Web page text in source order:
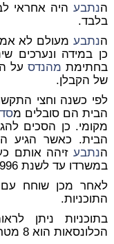
הנתבעהיה אחראי
בלבד.
הנתבע
כן במידה ונערכים
בחתימת מהנדסעל
של הקבלן.
לפי כשנה וחצי
הבית הם סובלים מ
מקומי. כן הסכים
הבית. כאשר הגיע
הנתבעזיהה אותם
במשרדו עד לשנת 1996.
לאחר מכן שוחח
התוכניות.
בתוכניות ניתן
הכלונסאות הוא 8 מטר כפי שנדרש.